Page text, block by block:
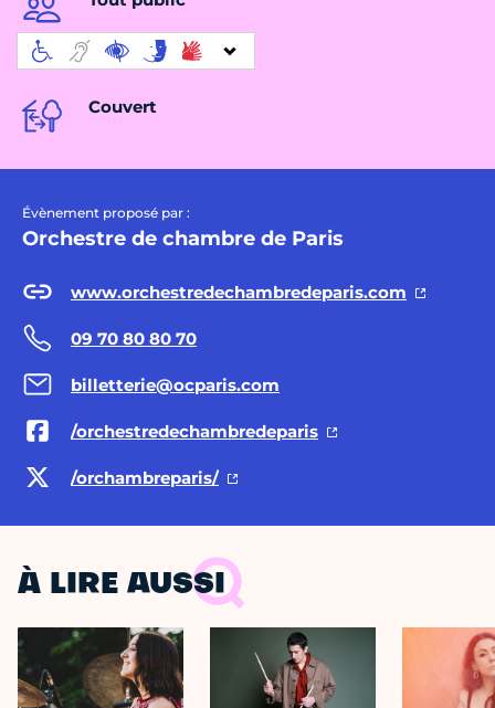
Couvert
Évènement proposé par :
Orchestre de chambre de Paris
www.orchestredechambredeparis.com
09 70 80 80 70
billetterie@ocparis.com
/orchestredechambredeparis
/orchambreparis/
À LIRE AUSSI